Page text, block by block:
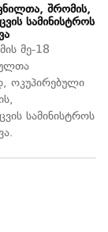
შრომის,
სამინისტროს
მე-18
ოკუპირებული
სამინისტროს